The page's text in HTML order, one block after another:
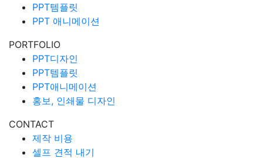
PPT템플릿
PPT 애니메이션
PORTFOLIO
PPT디자인
PPT템플릿
PPT애니메이션
홍보, 인쇄물 디자인
CONTACT
제작 비용
셀프 견적 내기